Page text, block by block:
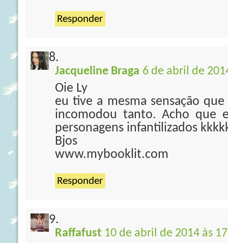
Responder
Jacqueline Braga 6 de abril de
Oie Ly
eu tive a mesma sensação
incomodou tanto. Acho que
personagens infantilizados
Bjos
www.mybooklit.com
Responder
Raffafust 10 de abril de 2014 às